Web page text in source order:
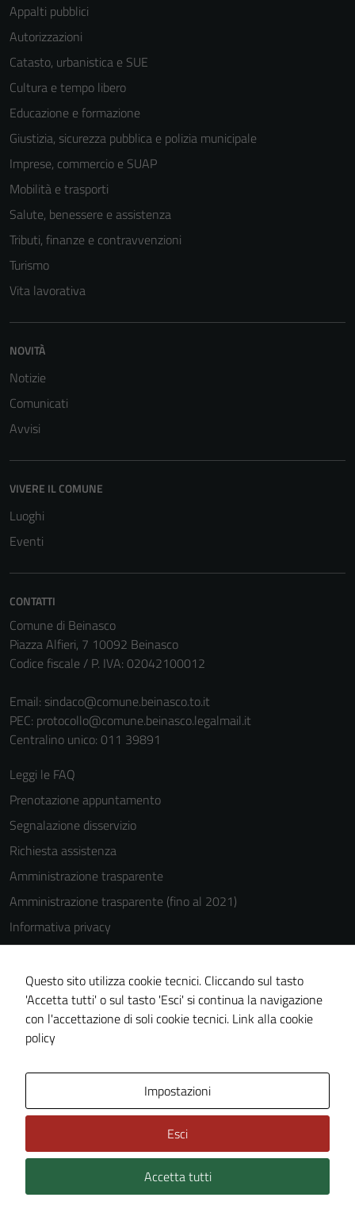
Appalti pubblici
Autorizzazioni
Catasto, urbanistica e SUE
Cultura e tempo libero
Educazione e formazione
Giustizia, sicurezza pubblica e polizia municipale
Imprese, commercio e SUAP
Mobilità e trasporti
Salute, benessere e assistenza
Tributi, finanze e contravvenzioni
Turismo
Vita lavorativa
NOVITÀ
Notizie
Comunicati
Avvisi
VIVERE IL COMUNE
Luoghi
Eventi
CONTATTI
Comune di Beinasco
Piazza Alfieri, 7 10092 Beinasco
Codice fiscale / P. IVA: 02042100012
Email: sindaco@comune.beinasco.to.it
PEC: protocollo@comune.beinasco.legalmail.it
Centralino unico: 011 39891
Leggi le FAQ
Prenotazione appuntamento
Segnalazione disservizio
Richiesta assistenza
Amministrazione trasparente
Amministrazione trasparente (fino al 2021)
Informativa privacy
Cookie Policy
Note legali
Dichiarazione di accessibilità
Piano di miglioramento del sito
Technical Design s.r.l.
Questo sito utilizza cookie tecnici. Cliccando sul tasto
'Accetta tutti' o sul tasto 'Esci' si continua la navigazione
con l'accettazione di soli cookie tecnici. Link alla cookie
policy
Impostazioni
Esci
Accetta tutti
per il
disabilitati.
non raccolgono
informazioni